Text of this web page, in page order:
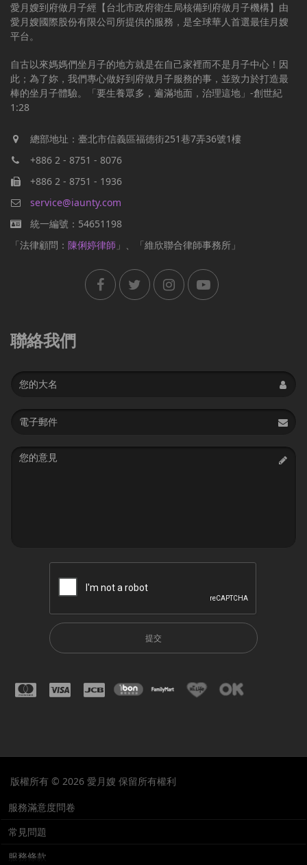
愛月嫂到府做月子經【台北市政府衛生局核備到府做月子機構】由
愛月嫂國際股份有限公司所提供的服務，是全球華人首選最佳月嫂
平台。
自古以來媽媽們坐月子的地方就是在自己家裡而不是月子中心！因
此；為了妳，我們專心做好到府做月子服務的事，並致力於打造最
棒的坐月子體驗。「要生養眾多，遍滿地面，治理這地」-創世紀
1:28
總部地址：臺北市信義區福德街251巷7弄36號1樓
+886 2 - 8751 - 8076
+886 2 - 8751 - 1936
service@iaunty.com
統一編號：54651198
「法律顧問： 陳俐婷律師 」、「維欣聯合律師事務所」
聯絡我們
Name
Email
address
Message
提交
版權所有 © 2026 愛月嫂 保留所有權利
服務滿意度問卷
常見問題
服務條款